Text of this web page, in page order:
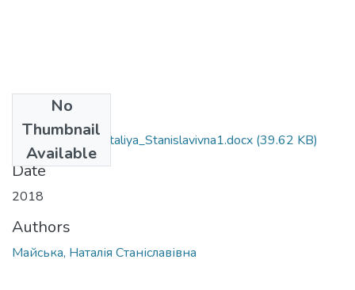
No
Thumbnail
Available
291_Mays'ka_Nataliya_Stanislavivna1.docx (39.62 KB)
Date
2018
Authors
Майська, Наталія Станіславівна